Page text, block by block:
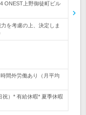
ONEST上野御徒町ビル
を考慮の上、決定しま
間外労働あり（月平均
）* 有給休暇* 夏季休暇